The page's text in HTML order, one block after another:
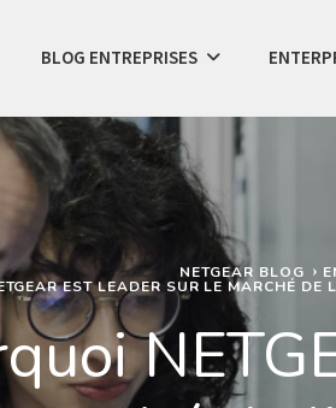
BLOG ENTREPRISES
NETGEAR BLOG
EST LEADER SUR LE MARCHÉ